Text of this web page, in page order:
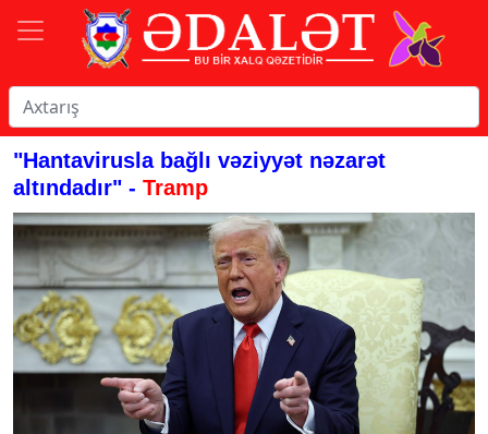
"Hantavirusla bağlı vəziyyət nəzarət
altındadır" - Tramp